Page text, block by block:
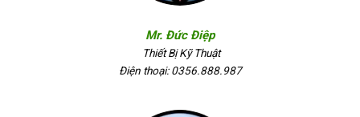
Mr. Đức Điệp
Thiết Bị Kỹ Thuật
Điện thoại: 0356.888.987